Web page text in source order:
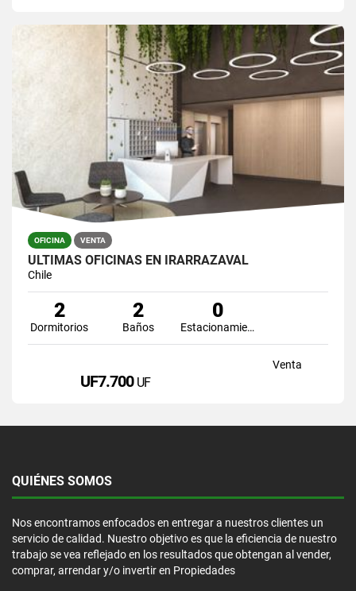
OFICINA VENTA
ULTIMAS OFICINAS EN IRARRAZAVAL
Chile
2
Dormitorios
2
Baños
0
Estacionamiento
Venta
UF7.700 UF
QUIÉNES SOMOS
Nos encontramos enfocados en entregar a nuestros clientes un
servicio de calidad. Nuestro objetivo es que la eficiencia de nuestro
trabajo se vea reflejado en los resultados que obtengan al vender,
comprar, arrendar y/o invertir en Propiedades